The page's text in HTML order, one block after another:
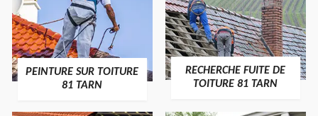
PEINTURE SUR TOITURE
81 TARN
RECHERCHE FUITE DE
TOITURE 81 TARN